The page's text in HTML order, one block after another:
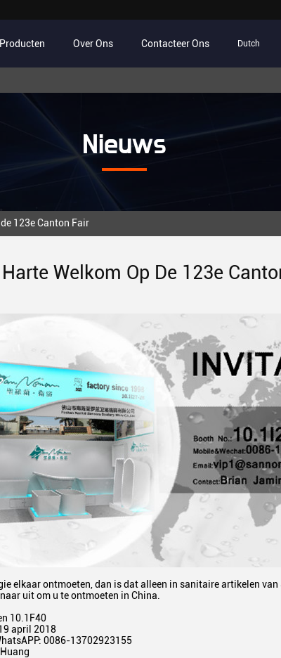
Producten Over Ons Contacteer Ons Dutch
Nieuws
123e Canton Fair
Welkom Op De 123e
elkaar ontmoeten, dan is dat alleen in sanitaire artikelen
uit om u te ontmoeten in China.
10.1F40
april 2018
0086-13702923155